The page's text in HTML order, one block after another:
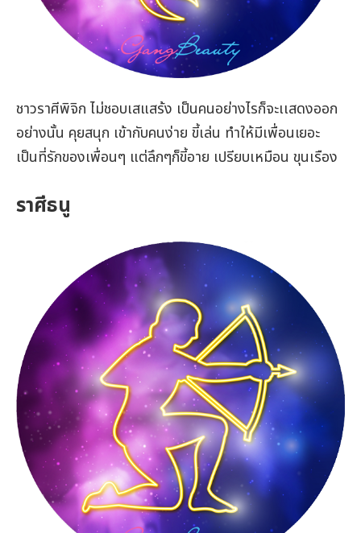
ชาวราศีพิจิก ไม่ชอบเสแสร้ง เป็นคนอย่างไรก็จะเเสดงออก
อย่างนั้น คุยสนุก เข้ากับคนง่าย ขี้เล่น ทำให้มีเพื่อนเยอะ
เป็นที่รักของเพื่อนๆ แต่ลึกๆก็ขี้อาย เปรียบเหมือน ขุนเรือง
ราศีธนู